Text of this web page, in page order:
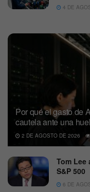
4 DE
Por qué el gasto de
cautela ante una
2 DE AGOSTO DE 2026
Tom Lee
S&P 500
6 DE